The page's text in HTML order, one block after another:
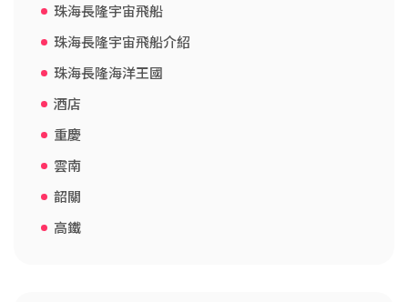
珠海長隆宇宙飛船
珠海長隆宇宙飛船介紹
珠海長隆海洋王國
酒店
重慶
雲南
韶關
高鐵